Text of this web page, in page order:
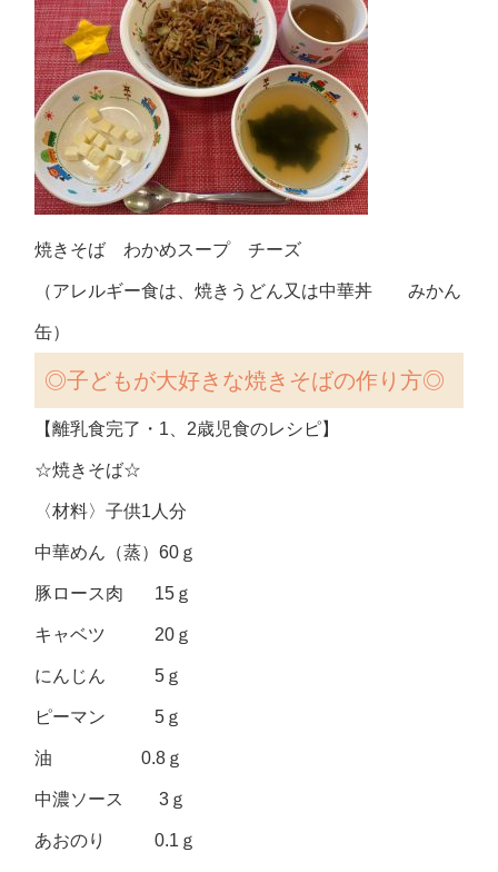
焼きそば わかめスープ チーズ
（アレルギー食は、焼きうどん又は中華丼 みかん
缶）
◎子どもが大好きな焼きそばの作り方◎
【離乳食完了・ 1 2歳児食のレシピ】
☆焼きそば☆
〈材料〉子供1人分
中華めん（蒸）60ｇ
豚ロース肉 15ｇ
キャベツ 20ｇ
にんじん 5ｇ
ピーマン 5ｇ
油 0.8ｇ
中濃ソース 3ｇ
あおのり 0.1ｇ